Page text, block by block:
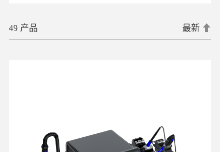
49 产品 最新